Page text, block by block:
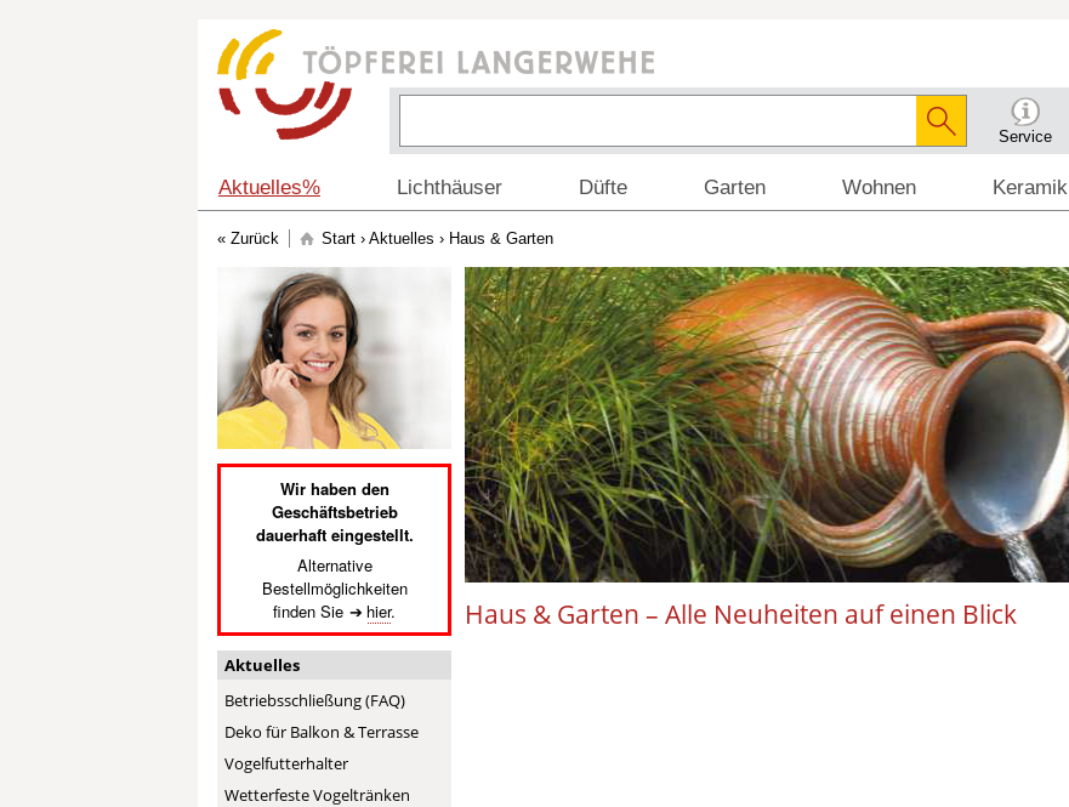
Service
Aktuelles% Lichthäuser Düfte Garten Wohnen Keramik
Start › Aktuelles › Haus & Garten
Wir haben den
Geschäftsbetrieb
dauerhaft eingestellt.
Alternative
Bestellmöglichkeiten
finden Sie
hier.
Aktuelles
Betriebsschließung (FAQ)
Deko für Balkon & Terrasse
Vogelfutterhalter
Wetterfeste Vogeltränken
Haus & Garten – Alle Neuheiten auf einen Blick